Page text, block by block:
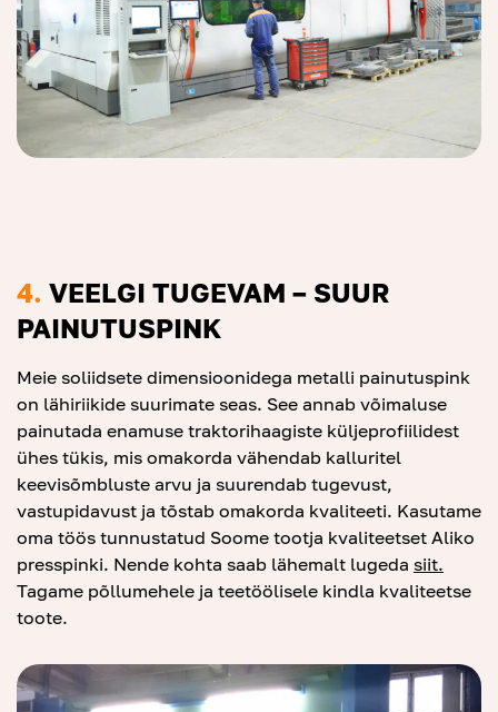
4. VEELGI TUGEVAM – SUUR
PAINUTUSPINK
Meie soliidsete dimensioonidega metalli painutuspink
on lähiriikide suurimate seas. See annab võimaluse
painutada enamuse traktorihaagiste küljeprofiilidest
ühes tükis, mis omakorda vähendab kalluritel
keevisõmbluste arvu ja suurendab tugevust,
vastupidavust ja tõstab omakorda kvaliteeti. Kasutame
oma töös tunnustatud Soome tootja kvaliteetset Aliko
presspinki. Nende kohta saab lähemalt lugeda siit.
Tagame põllumehele ja teetöölisele kindla kvaliteetse
toote.